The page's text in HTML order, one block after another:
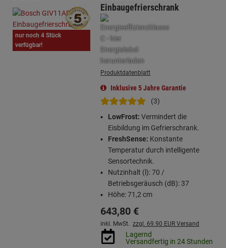
nur noch 4 Stück
verfügbar!
Einbaugefrierschrank
Produktdatenblatt
Inklusive 5 Jahre Garantie
(3)
LowFrost: Vermindert die
Eisbildung im Gefrierschrank.
FreshSense: Konstante
Temperatur durch intelligente
Sensortechnik.
Nutzinhalt (l): 70 /
Betriebsgeräusch (dB): 37
Höhe: 71,2 cm
643,80 €
inkl. MwSt. zzgl. 69.90 EUR Versand
Lagernd
Versandfertig in 24 Stunden